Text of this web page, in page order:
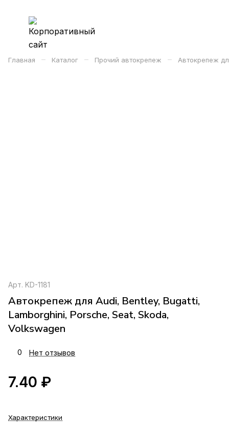
Главная – Каталог – Прочий автокрепеж – Автокрепеж
Арт. KD-1181
Автокрепеж для Audi, Bentley, Bugatti,
Lamborghini, Porsche, Seat, Skoda,
Volkswagen
0 Нет отзывов
7.40 ₽
Характеристики